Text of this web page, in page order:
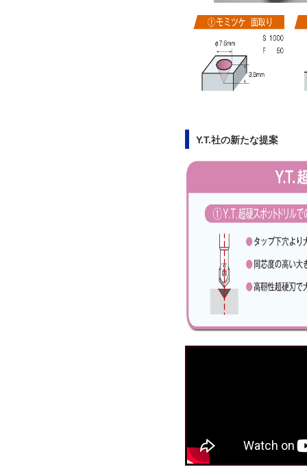
Y.T.社の新たな提案